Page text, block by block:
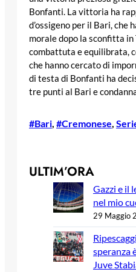
Bonfanti. La vittoria ha
d’ossigeno per il Bari, che
morale dopo la sconfitta
combattuta e equilibrata,
che hanno cercato di
di testa di Bonfanti ha
tre punti al Bari e
#Bari #Cremonese
ULTIM’ORA
Gazzi e il
nel mio
29 Maggio
speranza
Juve